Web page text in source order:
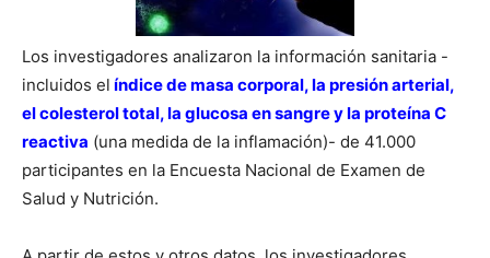
Los investigadores analizaron la información sanitaria -
incluidos el índice de masa corporal, la presión arterial,
el colesterol total, la glucosa en sangre y la proteína C
reactiva (una medida de la inflamación)- de 41.000
participantes en la Encuesta Nacional de Examen de
Salud y Nutrición.